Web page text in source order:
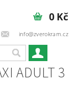
info@zverokram.cz
0 Kč
ADULT 3